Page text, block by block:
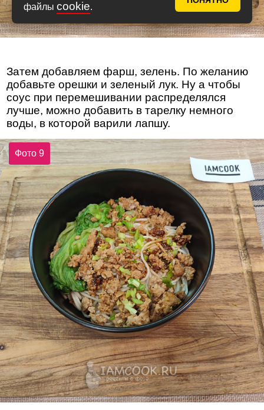
файлы cookie.
Затем добавляем фарш, зелень. По желанию
добавьте орешки и зеленый лук. Ну а чтобы
соус при перемешивании распределялся
лучше, можно добавить в тарелку немного
воды, в которой варили лапшу.
Фото 9